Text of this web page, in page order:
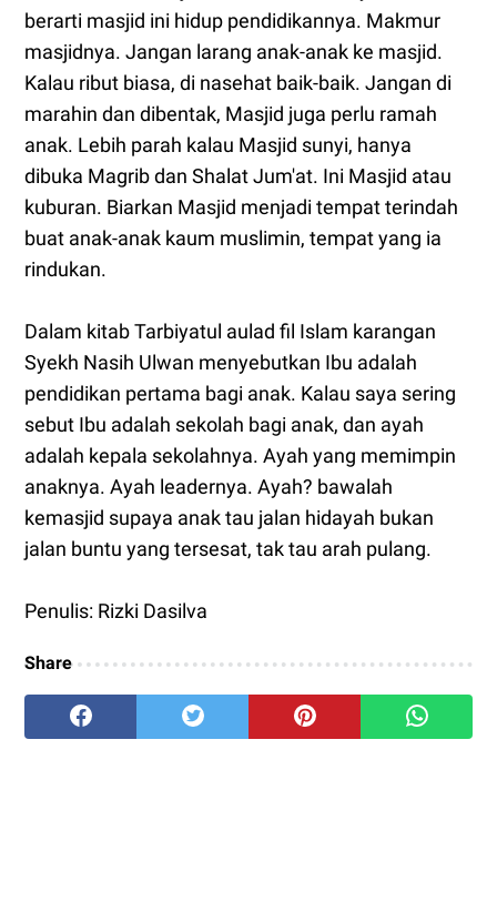
berarti masjid ini hidup pendidikannya. Makmur
masjidnya. Jangan larang anak-anak ke masjid.
Kalau ribut biasa, di nasehat baik-baik. Jangan di
marahin dan dibentak, Masjid juga perlu ramah
anak. Lebih parah kalau Masjid sunyi, hanya
dibuka Magrib dan Shalat Jum'at. Ini Masjid atau
kuburan. Biarkan Masjid menjadi tempat terindah
buat anak-anak kaum muslimin, tempat yang ia
rindukan.
Dalam kitab Tarbiyatul aulad fil Islam karangan
Syekh Nasih Ulwan menyebutkan Ibu adalah
pendidikan pertama bagi anak. Kalau saya sering
sebut Ibu adalah sekolah bagi anak, dan ayah
adalah kepala sekolahnya. Ayah yang memimpin
anaknya. Ayah leadernya. Ayah? bawalah
kemasjid supaya anak tau jalan hidayah bukan
jalan buntu yang tersesat, tak tau arah pulang.
Penulis: Rizki Dasilva
Share